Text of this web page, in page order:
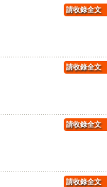
請收錄全文
請收錄全文
請收錄全文
請收錄全文